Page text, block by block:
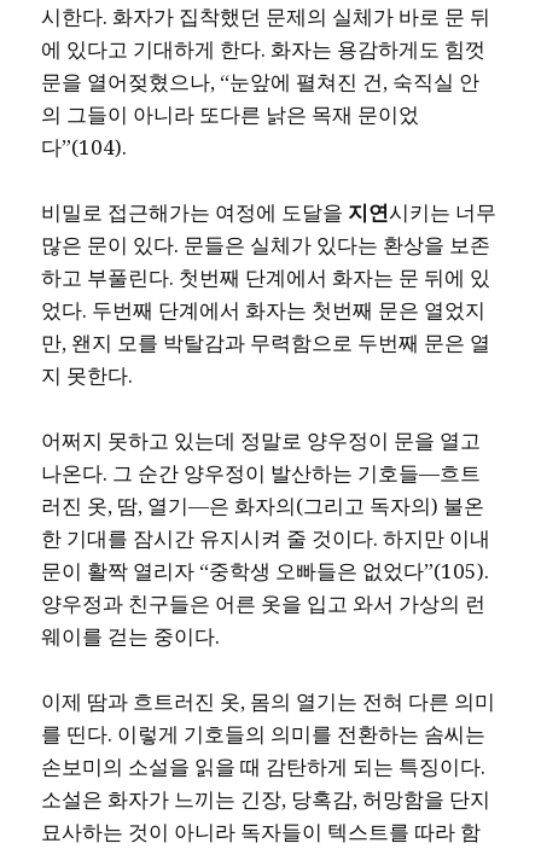
시한다. 화자가 집착했던 문제의 실체가 바로 문 뒤
에 있다고 기대하게 한다. 화자는 용감하게도 힘껏
문을 열어젖혔으나, “눈앞에 펼쳐진 건, 숙직실 안
의 그들이 아니라 또다른 낡은 목재 문이었
다”(104).
비밀로 접근해가는 여정에 도달을 지연시키는 너무
많은 문이 있다. 문들은 실체가 있다는 환상을 보존
하고 부풀린다. 첫번째 단계에서 화자는 문 뒤에 있
었다. 두번째 단계에서 화자는 첫번째 문은 열었지
만, 왠지 모를 박탈감과 무력함으로 두번째 문은 열
지 못한다.
어쩌지 못하고 있는데 정말로 양우정이 문을 열고
나온다. 그 순간 양우정이 발산하는 기호들―흐트
러진 옷, 땀, 열기―은 화자의(그리고 독자의) 불온
한 기대를 잠시간 유지시켜 줄 것이다. 하지만 이내
문이 활짝 열리자 “중학생 오빠들은 없었다”(105).
양우정과 친구들은 어른 옷을 입고 와서 가상의 런
웨이를 걷는 중이다.
이제 땀과 흐트러진 옷, 몸의 열기는 전혀 다른 의미
를 띤다. 이렇게 기호들의 의미를 전환하는 솜씨는
손보미의 소설을 읽을 때 감탄하게 되는 특징이다.
소설은 화자가 느끼는 긴장, 당혹감, 허망함을 단지
묘사하는 것이 아니라 독자들이 텍스트를 따라 함